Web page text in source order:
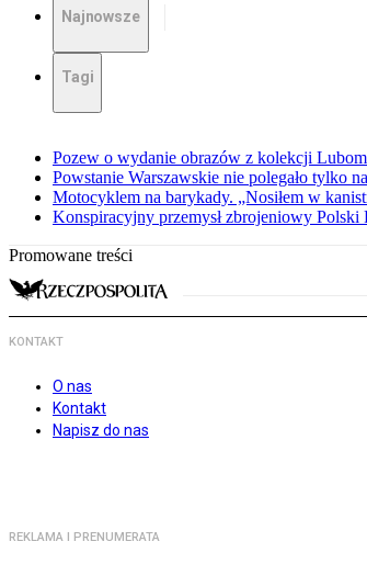
Najnowsze
Tagi
Pozew o wydanie obrazów z kolekcji
Powstanie Warszawskie nie polegało tylko
Motocyklem na barykady. „Nosiłem w
Konspiracyjny przemysł zbrojeniowy Polski
Promowane treści
KONTAKT
O nas
Kontakt
Napisz do nas
REKLAMA I PRENUMERATA